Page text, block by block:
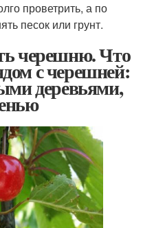
проветрить, а по
песок или грунт.
черешню. Что
с черешней:
деревьями,